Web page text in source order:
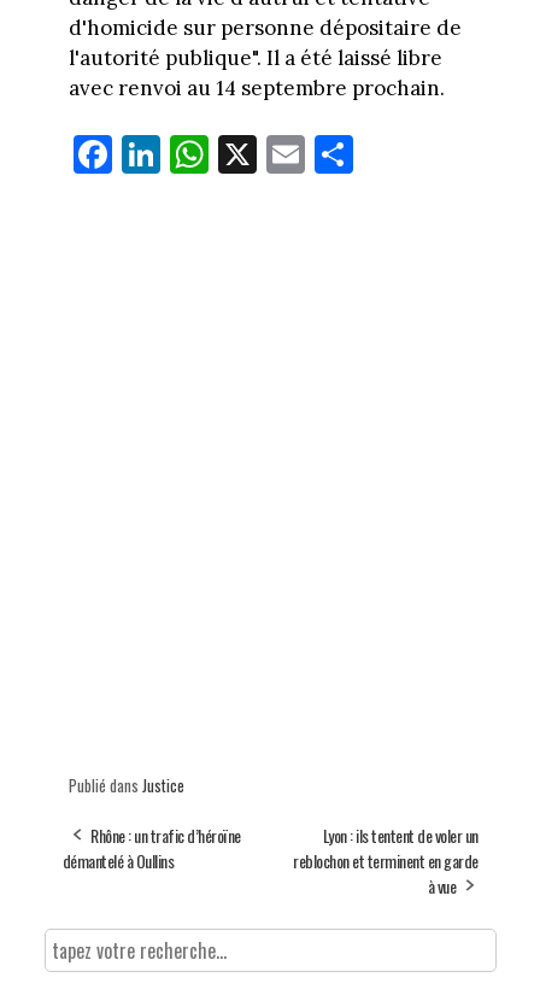
d'homicide sur personne dépositaire de
l'autorité publique". Il a été laissé libre
avec renvoi au 14 septembre prochain.
Fa
ce
Li
nk
W
ha
X E
m
Pa
rt
Publié dans Justice
Rhône : un trafic d’héroïne
démantelé à Oullins
Lyon : ils tentent de voler un
reblochon et terminent en garde
à vue